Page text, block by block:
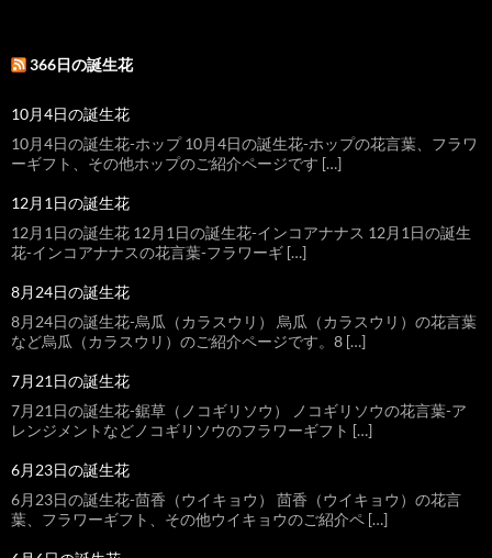
366日の誕生花
10月4日の誕生花
10月4日の誕生花-ホップ 10月4日の誕生花-ホップの花言葉、フラワ
ーギフト、その他ホップのご紹介ページです […]
12月1日の誕生花
12月1日の誕生花 12月1日の誕生花-インコアナナス 12月1日の誕生
花-インコアナナスの花言葉-フラワーギ […]
8月24日の誕生花
8月24日の誕生花-烏瓜（カラスウリ） 烏瓜（カラスウリ）の花言葉
など烏瓜（カラスウリ）のご紹介ページです。8 […]
7月21日の誕生花
7月21日の誕生花-鋸草（ノコギリソウ） ノコギリソウの花言葉-ア
レンジメントなどノコギリソウのフラワーギフト […]
6月23日の誕生花
6月23日の誕生花-茴香（ウイキョウ） 茴香（ウイキョウ）の花言
葉、フラワーギフト、その他ウイキョウのご紹介ペ […]